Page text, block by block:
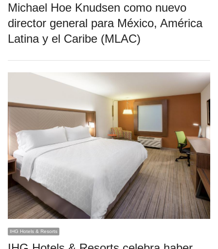
Michael Hoe Knudsen como nuevo
director general para México, América
Latina y el Caribe (MLAC)
IHG Hotels & Resorts